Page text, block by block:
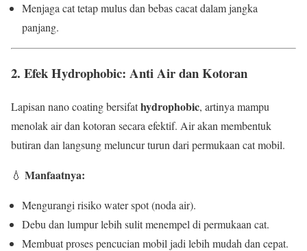
Menjaga cat tetap mulus dan bebas cacat dalam jangka
panjang.
2. Efek Hydrophobic: Anti Air dan Kotoran
Lapisan nano coating bersifathydrophobic, artinya mampu
menolak air dan kotoran secara efektif. Air akan membentuk
butiran dan langsung meluncur turun dari permukaan cat mobil.
💧 Manfaatnya:
Mengurangi risiko water spot (noda air).
Debu dan lumpur lebih sulit menempel di permukaan cat.
Membuat proses pencucian mobil jadi lebih mudah dan cepat.